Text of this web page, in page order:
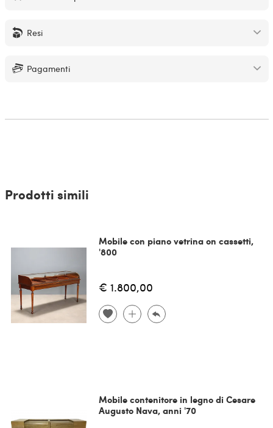
Resi
Pagamenti
Prodotti simili
Mobile con piano vetrina on cassetti,
'800
€ 1.800,00
Mobile contenitore in legno di Cesare
Augusto Nava, anni '70